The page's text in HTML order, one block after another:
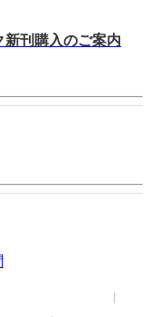
刊購入のご案内
|